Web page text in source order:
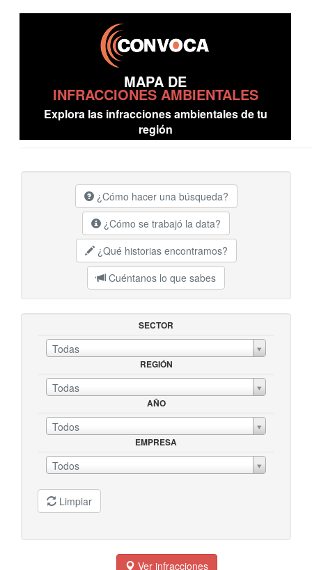
MAPA DE
INFRACCIONES AMBIENTALES
Explora las infracciones ambientales de tu
región
¿Cómo hacer una búsqueda?
¿Cómo se trabajó la data?
¿Qué historias encontramos?
Cuéntanos lo que sabes
SECTOR
Todas
REGIÓN
Todas
SECTORREGIÓN
AÑO
Todos
AÑOEMPRESA
EMPRESA
Todos
Limpiar
Ver infracciones